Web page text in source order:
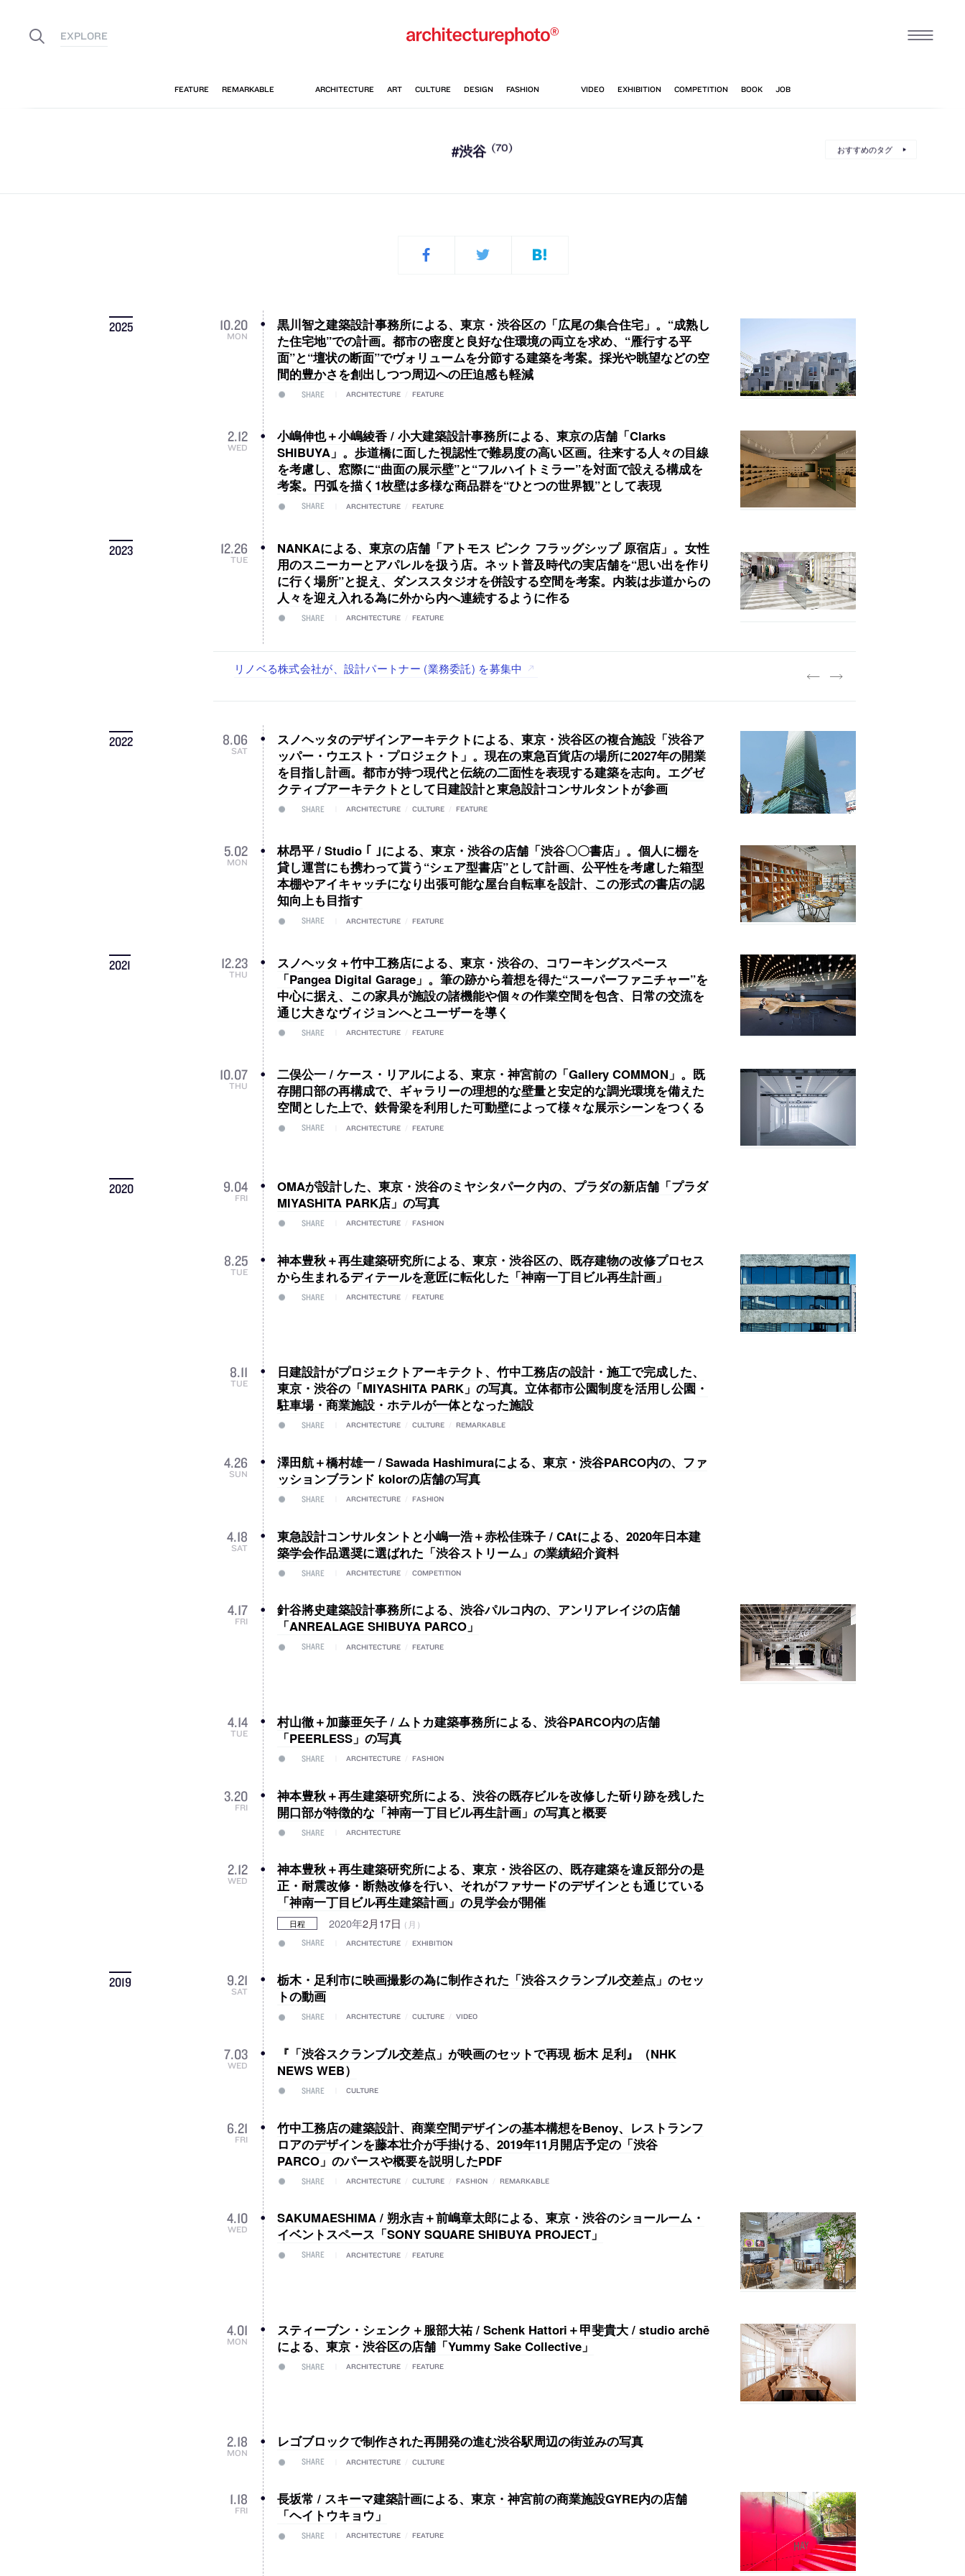
#渋谷 (70) おすすめのタグ
2025 10.20
MON
黒川智之建築設計事務所による、東京・渋谷区の「広尾の集合住宅」。“成熟し
た住宅地”での計画。都市の密度と良好な住環境の両立を求め、“雁行する平
面”と“壇状の断面”でヴォリュームを分節する建築を考案。採光や眺望などの空
間的豊かさを創出しつつ周辺への圧迫感も軽減
SHARE ARCHITECTURE FEATURE
2.12
WED
小嶋伸也＋小嶋綾香 / 小大建築設計事務所による、東京の店舗「Clarks
SHIBUYA」。歩道橋に面した視認性で難易度の高い区画。往来する人々の目線
を考慮し、窓際に“曲面の展示壁”と“フルハイトミラー”を対面で設える構成を
考案。円弧を描く1枚壁は多様な商品群を“ひとつの世界観”として表現
SHARE ARCHITECTURE FEATURE
2023 12.26
TUE
NANKAによる、東京の店舗「アトモス ピンク フラッグシップ 原宿店」。女性
用のスニーカーとアパレルを扱う店。ネット普及時代の実店舗を“思い出を作り
に行く場所”と捉え、ダンススタジオを併設する空間を考案。内装は歩道からの
人々を迎え入れる為に外から内へ連続するように作る
SHARE ARCHITECTURE FEATURE
佐々木慧が主宰する「axonometric株式会社」が、設計スタッフ（経験者・既卒・2027年新卒）を募集中
古民家を軸に全国で“価値循環の仕組み”を作り、リモートワーク主体の働き方を実践する「株式会社つぎと」が、
リノベる株式会社が、設計パートナー (業務委託) を募集中
社会への影響力のある建築を手掛け、スタッフ同士で助け合う環境づくりも行う「E.A.S.T.architects」が、設計
代官山を拠点に活動する「梅澤竜也 / ALA INC.」が、設計スタッフ・アルバイト・事務職を募集中
2022 8.06
SAT
スノヘッタのデザインアーキテクトによる、東京・渋谷区の複合施設「渋谷ア
ッパー・ウエスト・プロジェクト」。現在の東急百貨店の場所に2027年の開業
を目指し計画。都市が持つ現代と伝統の二面性を表現する建築を志向。エグゼ
クティブアーキテクトとして日建設計と東急設計コンサルタントが参画
SHARE ARCHITECTURE CULTURE FEATURE
5.02
MON
林昂平 / Studio ｢ ｣による、東京・渋谷の店舗「渋谷〇〇書店」。個人に棚を
貸し運営にも携わって貰う“シェア型書店”として計画、公平性を考慮した箱型
本棚やアイキャッチになり出張可能な屋台自転車を設計、この形式の書店の認
知向上も目指す
SHARE ARCHITECTURE FEATURE
2021 12.23
THU
スノヘッタ＋竹中工務店による、東京・渋谷の、コワーキングスペース
「Pangea Digital Garage」。筆の跡から着想を得た“スーパーファニチャー”を
中心に据え、この家具が施設の諸機能や個々の作業空間を包含、日常の交流を
通じ大きなヴィジョンへとユーザーを導く
SHARE ARCHITECTURE FEATURE
10.07
THU
二俣公一 / ケース・リアルによる、東京・神宮前の「Gallery COMMON」。既
存開口部の再構成で、ギャラリーの理想的な壁量と安定的な調光環境を備えた
空間とした上で、鉄骨梁を利用した可動壁によって様々な展示シーンをつくる
SHARE ARCHITECTURE FEATURE
2020 9.04
FRI
OMAが設計した、東京・渋谷のミヤシタパーク内の、プラダの新店舗「プラダ
MIYASHITA PARK店」の写真
SHARE ARCHITECTURE FASHION
8.25
TUE
神本豊秋＋再生建築研究所による、東京・渋谷区の、既存建物の改修プロセス
から生まれるディテールを意匠に転化した「神南一丁目ビル再生計画」
SHARE ARCHITECTURE FEATURE
8.11
TUE
日建設計がプロジェクトアーキテクト、竹中工務店の設計・施工で完成した、
東京・渋谷の「MIYASHITA PARK」の写真。立体都市公園制度を活用し公園・
駐車場・商業施設・ホテルが一体となった施設
SHARE ARCHITECTURE CULTURE REMARKABLE
4.26
SUN
澤田航＋橋村雄一 / Sawada Hashimuraによる、東京・渋谷PARCO内の、ファ
ッションブランド kolorの店舗の写真
SHARE ARCHITECTURE FASHION
4.18
SAT
東急設計コンサルタントと小嶋一浩＋赤松佳珠子 / CAtによる、2020年日本建
築学会作品選奨に選ばれた「渋谷ストリーム」の業績紹介資料
SHARE ARCHITECTURE COMPETITION
4.17
FRI
針谷將史建築設計事務所による、渋谷パルコ内の、アンリアレイジの店舗
「ANREALAGE SHIBUYA PARCO」
SHARE ARCHITECTURE FEATURE
4.14
TUE
村山徹＋加藤亜矢子 / ムトカ建築事務所による、渋谷PARCO内の店舗
「PEERLESS」の写真
SHARE ARCHITECTURE FASHION
3.20
FRI
神本豊秋＋再生建築研究所による、渋谷の既存ビルを改修した斫り跡を残した
開口部が特徴的な「神南一丁目ビル再生計画」の写真と概要
SHARE ARCHITECTURE
2.12
WED
神本豊秋＋再生建築研究所による、東京・渋谷区の、既存建築を違反部分の是
正・耐震改修・断熱改修を行い、それがファサードのデザインとも通じている
「神南一丁目ビル再生建築計画」の見学会が開催
日程 2020年2月17日（月）
SHARE ARCHITECTURE EXHIBITION
2019 9.21
SAT
栃木・足利市に映画撮影の為に制作された「渋谷スクランブル交差点」のセッ
トの動画
SHARE ARCHITECTURE CULTURE VIDEO
7.03
WED
『「渋谷スクランブル交差点」が映画のセットで再現 栃木 足利』（NHK
NEWS WEB）
SHARE CULTURE
6.21
FRI
竹中工務店の建築設計、商業空間デザインの基本構想をBenoy、レストランフ
ロアのデザインを藤本壮介が手掛ける、2019年11月開店予定の「渋谷
PARCO」のパースや概要を説明したPDF
SHARE ARCHITECTURE CULTURE FASHION REMARKABLE
4.10
WED
SAKUMAESHIMA / 朔永吉＋前嶋章太郎による、東京・渋谷のショールーム・
イベントスペース「SONY SQUARE SHIBUYA PROJECT」
SHARE ARCHITECTURE FEATURE
4.01
MON
スティーブン・シェンク＋服部大祐 / Schenk Hattori＋甲斐貴大 / studio archē
による、東京・渋谷区の店舗「Yummy Sake Collective」
SHARE ARCHITECTURE FEATURE
2.18
MON
レゴブロックで制作された再開発の進む渋谷駅周辺の街並みの写真
SHARE ARCHITECTURE CULTURE
1.18
FRI
長坂常 / スキーマ建築計画による、東京・神宮前の商業施設GYRE内の店舗
「ヘイトウキョウ」
SHARE ARCHITECTURE FEATURE